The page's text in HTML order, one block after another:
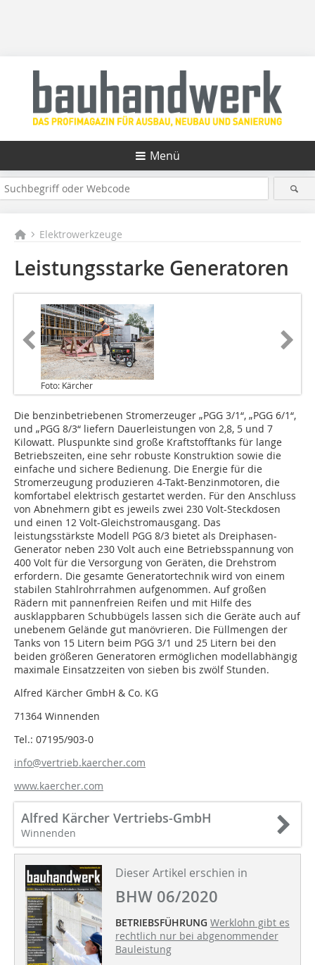
Menü
Elektrowerkzeuge
Leistungsstarke Generatoren
Foto: Kärcher
Die benzinbetriebenen Stromerzeuger „PGG 3/1“, „PGG 6/1“,
und „PGG 8/3“ liefern Dauerleistungen von 2,8, 5 und 7
Kilowatt. Pluspunkte sind große Kraftstofftanks für lange
Betriebszeiten, eine sehr robuste Konstruktion sowie die
einfache und sichere Bedienung. Die Energie für die
Stromerzeugung produzieren 4-Takt-Benzinmotoren, die
komfortabel elektrisch gestartet werden. Für den Anschluss
von Abnehmern gibt es jeweils zwei 230 Volt-Steckdosen
und einen 12 Volt-Gleichstromausgang. Das
leistungsstärkste Modell PGG 8/3 bietet als Dreiphasen-
Generator neben 230 Volt auch eine Betriebsspannung von
400 Volt für die Versorgung von Geräten, die Drehstrom
erfordern. Die gesamte Generatortechnik wird von einem
stabilen Stahlrohrrahmen aufgenommen. Auf großen
Rädern mit pannenfreien Reifen und mit Hilfe des
ausklappbaren Schubbügels lassen sich die Geräte auch auf
unebenem Gelände gut manövrieren. Die Füllmengen der
Tanks von 15 Litern beim PGG 3/1 und 25 Litern bei den
beiden größeren Generatoren ermöglichen modellabhängig
maximale Einsatzzeiten von sieben bis zwölf Stunden.
Alfred Kärcher GmbH & Co. KG
71364 Winnenden
Tel.: 07195/903-0
info@vertrieb.kaercher.com
www.kaercher.com
Alfred Kärcher Vertriebs-GmbH
Winnenden
Dieser Artikel erschien in
BHW 06/2020
BETRIEBSFÜHRUNG Werklohn gibt es
rechtlich nur bei abgenommender
Bauleistung